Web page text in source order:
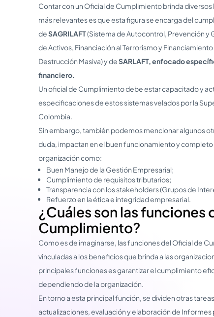
Contar con un Oficial de Cumplimiento brinda
más relevantes es que esta figura se encarga del
deSAGRILAFT(Sistema de Autocontrol, Prevención y
de Activos, Financiación al Terrorismo y
Destrucción Masiva) y deSARLAFT, enfocado
financiero.
Un oficial de Cumplimiento debe estar capacitado y
especificaciones de estos sistemas velados por la
Colombia.
Sin embargo, también podemos mencionar algunos
duda, impactan en el buen funcionamiento y
organización como:
Buen Manejo de la Gestión Empresarial;
Cumplimiento de requisitos tributarios;
Transparencia con los stakeholders (Grupos de
Refuerzo en la ética e integridad empresarial.
¿Cuáles son las funciones
Cumplimiento?
Como es de imaginarse, las funciones del Oficial de
vinculadas a los beneficios que brinda a las
principales funciones es garantizar el cumplimiento
dependiendo de la organización.
En torno a esta principal función, se dividen otras
actualizaciones, evaluación y elaboración de Informes